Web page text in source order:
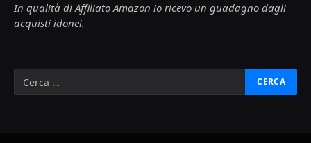
In qualità di Affiliato Amazon io ricevo un guadagno dagli
acquisti idonei.